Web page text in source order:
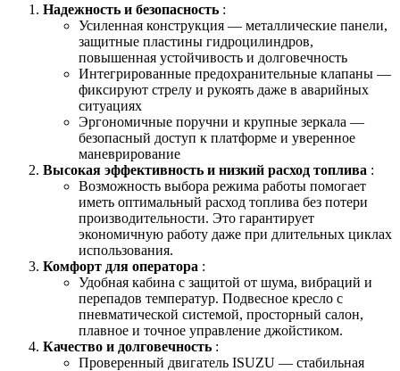
Надежность и безопасность :
Усиленная конструкция — металлические панели,
защитные пластины гидроцилиндров,
повышенная устойчивость и долговечность
Интегрированные предохранительные клапаны —
фиксируют стрелу и рукоять даже в аварийных
ситуациях
Эргономичные поручни и крупные зеркала —
безопасный доступ к платформе и уверенное
маневрирование
Высокая эффективность и низкий расход топлива :
Возможность выбора режима работы помогает
иметь оптимальный расход топлива без потери
производительности. Это гарантирует
экономичную работу даже при длительных циклах
использования.
Комфорт для оператора :
Удобная кабина с защитой от шума, вибраций и
перепадов температур. Подвесное кресло с
пневматической системой, просторный салон,
плавное и точное управление джойстиком.
Качество и долговечность :
Проверенный двигатель ISUZU — стабильная